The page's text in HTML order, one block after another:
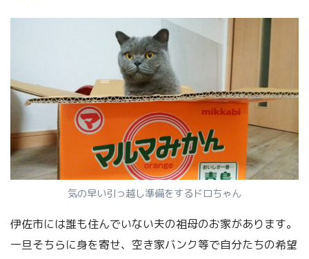
気の早い引っ越し準備をするドロちゃん
伊佐市には誰も住んでいない夫の祖母のお家があります。
一旦そちらに身を寄せ、空き家バンク等で自分たちの希望